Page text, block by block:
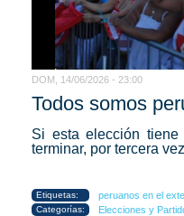
DOM, 14/06/2026 - 23:00
Todos somos
Si esta elección
terminar, por tercera
Etiquetas: peruanos en el
Categorías: Elecciones y